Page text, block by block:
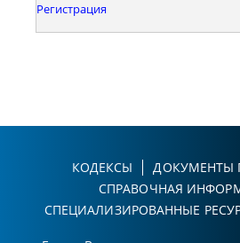
Регистрация
КОДЕКСЫ
ДОКУМЕНТЫ
СПРАВОЧНАЯ
СПЕЦИАЛИЗИРОВАННЫЕ